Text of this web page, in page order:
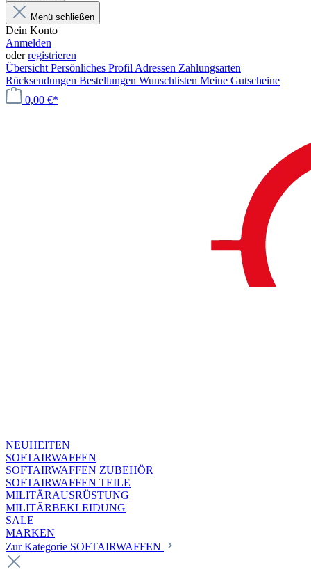
Menü schließen
Dein Konto
Anmelden
oderregistrieren
Übersicht Persönliches Profil Adressen Zahlungsarten
Rücksendungen Bestellungen Wunschlisten Meine Gutscheine
0,00 €*
NEUHEITEN
SOFTAIRWAFFEN
SOFTAIRWAFFEN ZUBEHÖR
SOFTAIRWAFFEN TEILE
MILITÄRAUSRÜSTUNG
MILITÄRBEKLEIDUNG
SALE
MARKEN
Zur Kategorie SOFTAIRWAFFEN